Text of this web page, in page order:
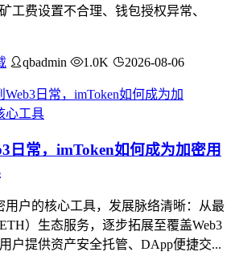
工费设置不合理、钱包授权异常、
qbadmin 1.0K 2026-08-06
日常，imToken如何成为加密用
用户的核心工具，发展脉络清晰：从最
）生态服务，逐步拓展至覆盖Web3
户提供资产安全托管、DApp便捷交...